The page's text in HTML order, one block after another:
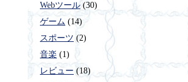
Webツール (30)
ゲーム (14)
スポーツ (2)
音楽 (1)
レビュー (18)